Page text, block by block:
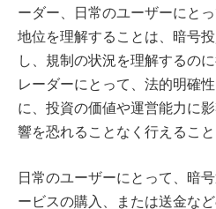
ーダー、日常のユーザーにと
地位を理解することは、暗号
し、規制の状況を理解するの
レーダーにとって、法的明確
に、投資の価値や運営能力に
響を恐れることなく行えること
日常のユーザーにとって、暗
ービスの購入、または送金な